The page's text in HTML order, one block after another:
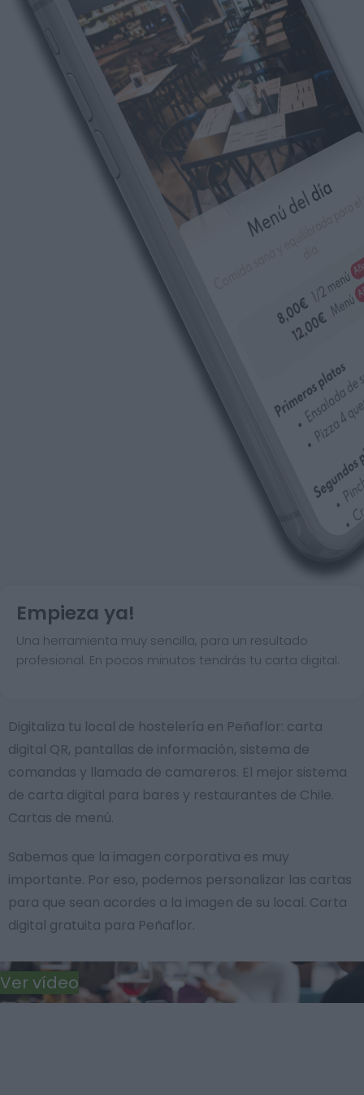
Empieza ya!
Una herramienta muy sencilla, para un resultado
profesional. En pocos minutos tendrás tu carta digital.
Digitaliza tu local de hostelería en Peñaflor: carta
digital QR, pantallas de información, sistema de
comandas y llamada de camareros. El mejor sistema
de carta digital para bares y restaurantes de Chile.
Cartas de menú.
Sabemos que la imagen corporativa es muy
importante. Por eso, podemos personalizar las cartas
para que sean acordes a la imagen de su local. Carta
digital gratuita para Peñaflor.
Ver vídeo